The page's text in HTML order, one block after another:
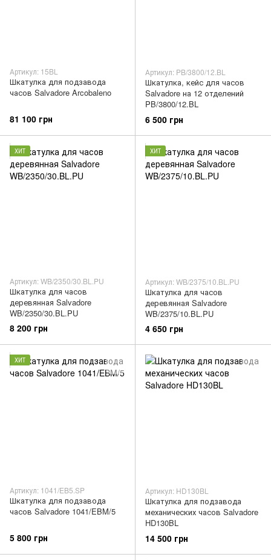
Артикул: 15BL
Шкатулка для подзавода
часов Salvadore Arcobaleno
81 100 грн
Артикул: PB/3800/12.BL
Шкатулка, кейс для часов
Salvadore на 12 отделений
PB/3800/12.BL
6 500 грн
ХИТ
Артикул: WB/2350/30.BL.PU
Шкатулка для часов
деревянная Salvadore
WB/2350/30.BL.PU
8 200 грн
ХИТ
Артикул: WB/2375/10.BL.PU
Шкатулка для часов
деревянная Salvadore
WB/2375/10.BL.PU
4 650 грн
ХИТ
Артикул: 1041/EB5.SP
Шкатулка для подзавода
часов Salvadore 1041/EBM/5
5 800 грн
Артикул: HD130BL
Шкатулка для подзавода
механических часов Salvadore
HD130BL
14 500 грн